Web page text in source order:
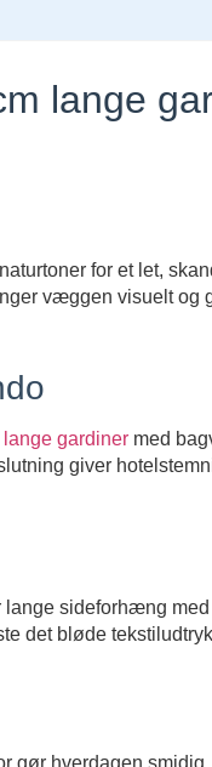
lange
for et let,
væggen visuelt og
lange gardiner med
giver
lange sideforhæng med
det bløde
gør hverdagen